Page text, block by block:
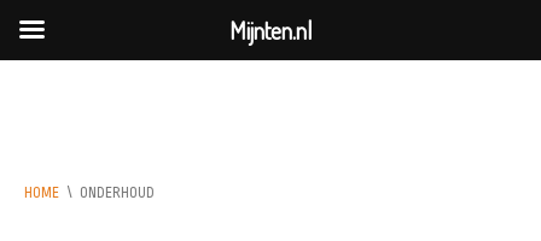
HOME \ ONDERHOUD
Mijnten.nl